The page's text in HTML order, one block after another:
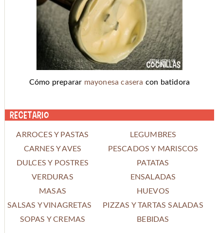
Cómo preparar mayonesa casera con batidora
Recetario
ARROCES Y PASTAS
LEGUMBRES
CARNES Y AVES
PESCADOS Y MARISCOS
DULCES Y POSTRES
PATATAS
VERDURAS
ENSALADAS
MASAS
HUEVOS
SALSAS Y VINAGRETAS
PIZZAS Y TARTAS SALADAS
SOPAS Y CREMAS
BEBIDAS